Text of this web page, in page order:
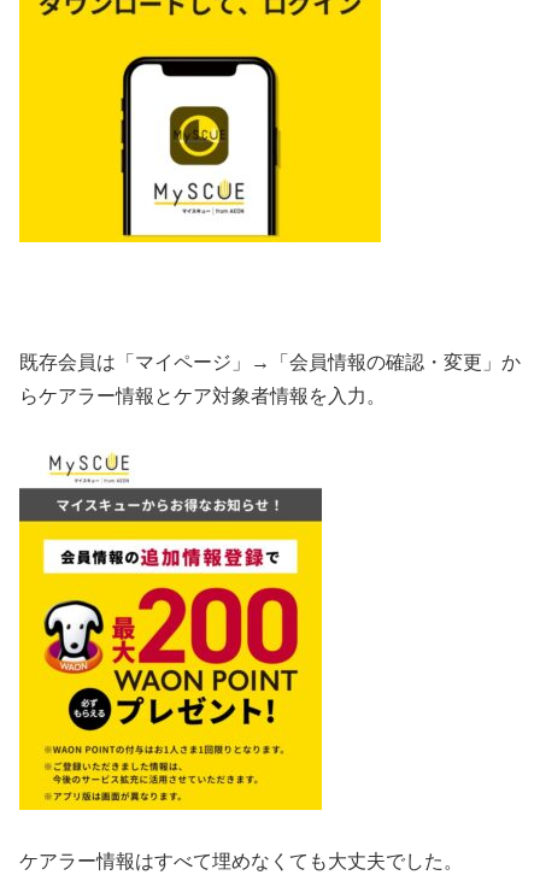
既存会員は 「マイページ」→「会員情報の確認・変更」 か
らケアラー情報とケア対象者情報を入力 。
ケアラー情報はすべて埋めなくても大丈夫でした。